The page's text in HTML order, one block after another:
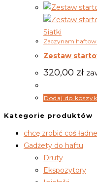
Siatki
Zaczynam
Zestaw
320,00 zł
Dodaj do
Kategorie produktów
chcę zrobić coś
Gadżety do haftu
Druty
Ekspozytory